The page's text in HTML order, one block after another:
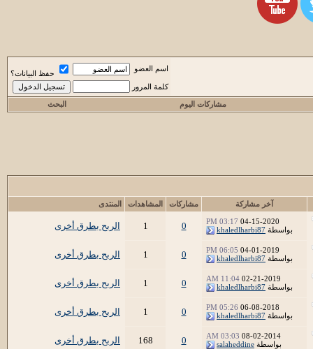
اسم العضو
حفظ البيانات؟
كلمة المرور
مشاركات اليوم البحث
آخر مشاركة مشاركات المشاهدات المنتدى
04-15-2020
03:17 PM
بواسطة khaledlharbi87
0
1 الربح بطرق أخرى
04-01-2019
06:05 PM
بواسطة khaledlharbi87
0
1 الربح بطرق أخرى
02-21-2019
11:04 AM
بواسطة khaledlharbi87
0
1 الربح بطرق أخرى
06-08-2018
05:26 PM
بواسطة khaledlharbi87
0
1 الربح بطرق أخرى
08-02-2014
03:03 AM
بواسطة salaheddine
0
168 الربح بطرق أخرى